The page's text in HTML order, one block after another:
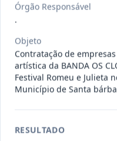
Prestação
Situação: Concluído
de
Órgão Responsável
.
Objeto
Contratação de
artística da BANDA OS
Festival Romeu e Julieta
Município de Santa
RESULTADO